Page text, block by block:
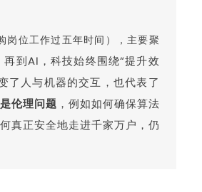
岗位工作过五年时间），主要聚
到AI，科技始终围绕“提升效
了人与机器的交互，也代表了
伦理问题 ，例如如何确保算法
真正安全地走进千家万户，仍